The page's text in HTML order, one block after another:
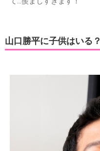
山口勝平に子供はいる？